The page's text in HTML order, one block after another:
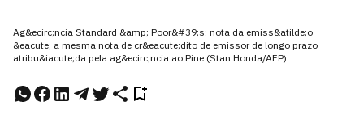
Ag&ecirc;ncia Standard &amp; Poor&#39;s: nota da emiss&atilde;o
&eacute; a mesma nota de cr&eacute;dito de emissor de longo prazo
atribu&iacute;da pela ag&ecirc;ncia ao Pine (Stan Honda/AFP)